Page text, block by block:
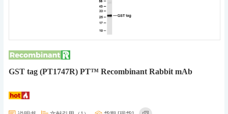
GST tag (PT1747R) PT™ Recombinant Rabbit mAb